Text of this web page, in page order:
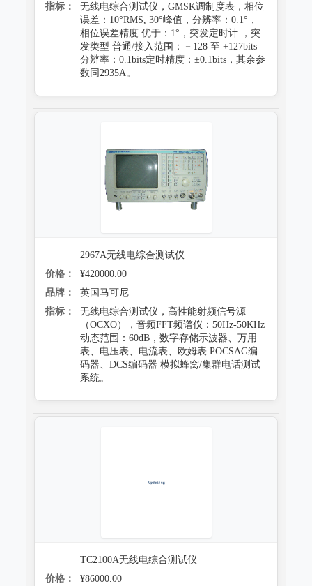
指标：
无线电综合测试仪，GMSK调制度表，相位
误差：10°RMS, 30°峰值，分辨率：0.1°，
相位误差精度 优于：1°，突发定时计 ，突
发类型 普通/接入范围：－128 至 +127bits
分辨率：0.1bits定时精度：±0.1bits，其余参
数同2935A。
2967A无线电综合测试仪
价格：
¥420000.00
品牌：
英国马可尼
指标：
无线电综合测试仪，高性能射频信号源
（OCXO），音频FFT频谱仪：50Hz-50KHz
动态范围：60dB，数字存储示波器、万用
表、电压表、电流表、欧姆表 POCSAG编
码器、DCS编码器 模拟蜂窝/集群电话测试
系统。
TC2100A无线电综合测试仪
价格：
¥86000.00